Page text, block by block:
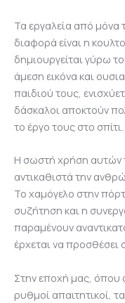
Τα εργαλεία από μόνα
διαφορά είναι η
δημιουργείται γύρω
άμεση εικόνα και
παιδιού τους,
δάσκαλοι αποκτούν
το έργο τους στο σπίτι.
Η σωστή χρήση αυτών
αντικαθιστά την
Το χαμόγελο στην
συζήτηση και η
παραμένουν
έρχεται να προσθέσει
Στην εποχή μας, όπου
ρυθμοί απαιτητικοί,